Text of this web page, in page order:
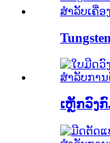
ເຫຼັກວົງ